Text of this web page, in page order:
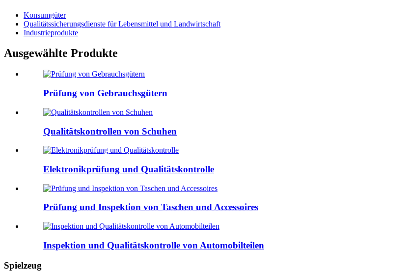
Konsumgüter
Qualitätssicherungsdienste für Lebensmittel und Landwirtschaft
Industrieprodukte
Ausgewählte Produkte
Prüfung von Gebrauchsgütern
Qualitätskontrollen von Schuhen
Elektronikprüfung und Qualitätskontrolle
Prüfung und Inspektion von Taschen und Accessoires
Inspektion und Qualitätskontrolle von Automobilteilen
Spielzeug